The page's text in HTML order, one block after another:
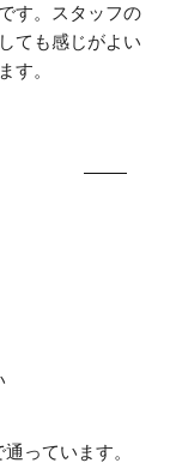
す。スタッフの
ても感じがよい
す。
っています。